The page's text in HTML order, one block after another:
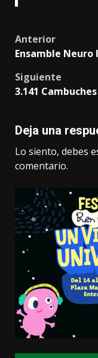
Post
Anterior
Ensamble
Siguiente
3.141
Deja una
Lo siento, debes
comentario.